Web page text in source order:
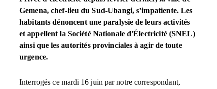
Gemena, chef-lieu du Sud-Ubangi, s’impatiente. Les
habitants dénoncent une paralysie de leurs activités
et appellent la Société Nationale d'Électricité (SNEL)
ainsi que les autorités provinciales à agir de toute
urgence.
Interrogés ce mardi 16 juin par notre correspondant,